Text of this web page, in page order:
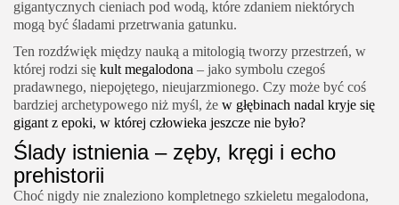
gigantycznych cieniach pod wodą, które zdaniem niektórych
mogą być śladami przetrwania gatunku.
Ten rozdźwięk między nauką a mitologią tworzy przestrzeń, w
której rodzi się kult megalodona – jako symbolu czegoś
pradawnego, niepojętego, nieujarzmionego. Czy może być coś
bardziej archetypowego niż myśl, że w głębinach nadal kryje się
gigant z epoki, w której człowieka jeszcze nie było?
Ślady istnienia – zęby, kręgi i echo
prehistorii
Choć nigdy nie znaleziono kompletnego szkieletu megalodona,